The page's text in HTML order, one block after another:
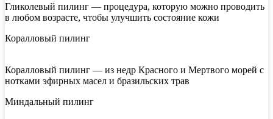
Гликолевый пилинг — процедура, которую можно проводить
в любом возрасте, чтобы улучшить состояние кожи
Коралловый пилинг
Коралловый пилинг — из недр Красного и Мертвого морей с
нотками эфирных масел и бразильских трав
Миндальный пилинг